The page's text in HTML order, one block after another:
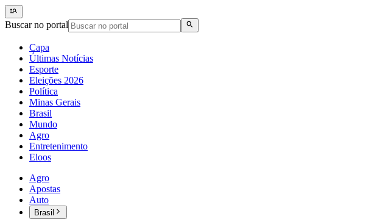
Buscar no portal
Capa
Últimas Notícias
Esporte
Eleições 2026
Política
Minas Gerais
Brasil
Mundo
Agro
Entretenimento
Eloos
Agro
Apostas
Auto
Brasil